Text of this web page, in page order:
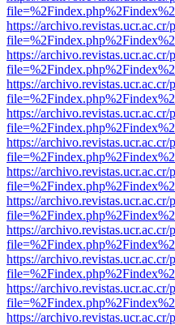
https://
https://
https://
https://
https://
https://
https://
https://
https://
https://
https://